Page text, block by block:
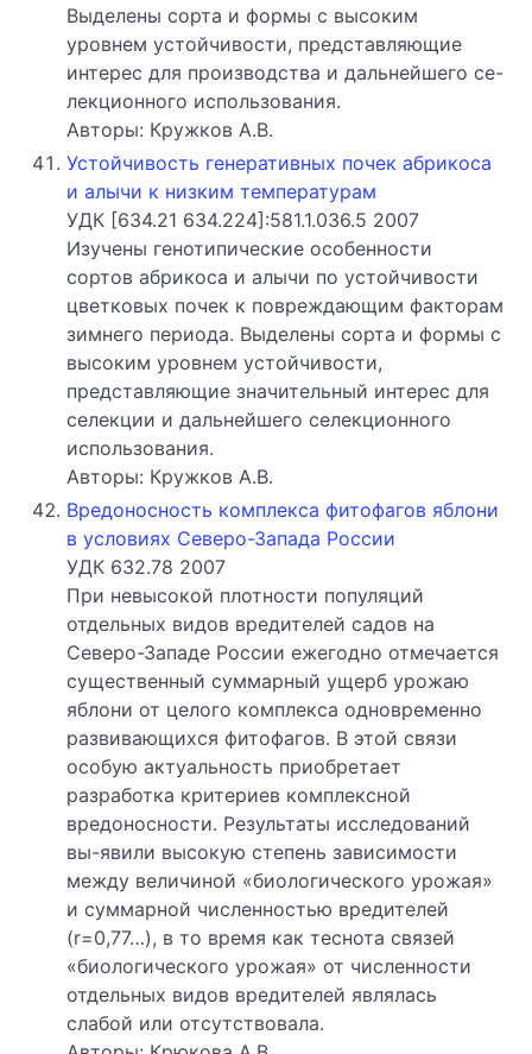
Выделены сорта и формы с высоким
уровнем устойчивости, представляющие
интерес для производства и дальнейшего се-
лекционного использования.
Авторы: Кружков А.В.
Устойчивость генеративных почек абрикоса
и алычи к низким температурам
УДК [634.21 634.224]:581.1.036.5 2007
Изучены генотипические особенности
сортов абрикоса и алычи по устойчивости
цветковых почек к повреждающим факторам
зимнего периода. Выделены сорта и формы с
высоким уровнем устойчивости,
представляющие значительный интерес для
селекции и дальнейшего селекционного
использования.
Авторы: Кружков А.В.
Вредоносность комплекса фитофагов яблони
в условиях Северо-Запада России
УДК 632.78 2007
При невысокой плотности популяций
отдельных видов вредителей садов на
Северо-Западе России ежегодно отмечается
существенный суммарный ущерб урожаю
яблони от целого комплекса одновременно
развивающихся фитофагов. В этой связи
особую актуальность приобретает
разработка критериев комплексной
вредоносности. Результаты исследований
вы-явили высокую степень зависимости
между величиной «биологического урожая»
и суммарной численностью вредителей
(r=0,77…), в то время как теснота связей
«биологического урожая» от численности
отдельных видов вредителей являлась
слабой или отсутствовала.